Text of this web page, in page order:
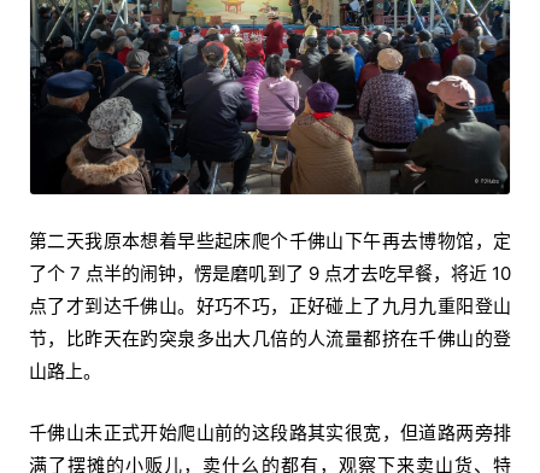
第二天我原本想着早些起床爬个千佛山下午再去博物馆，定
了个 7 点半的闹钟，愣是磨叽到了 9 点才去吃早餐，将近 10
点了才到达千佛山。好巧不巧，正好碰上了九月九重阳登山
节，比昨天在趵突泉多出大几倍的人流量都挤在千佛山的登
山路上。
千佛山未正式开始爬山前的这段路其实很宽，但道路两旁排
满了摆摊的小贩儿，卖什么的都有，观察下来卖山货、特